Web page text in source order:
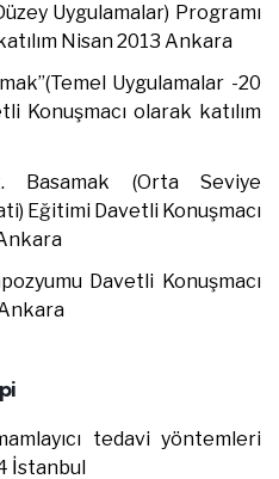
Uygulamalar) Programı
Nisan 2013 Ankara
Uygulamalar -20
Konuşmacı olarak katılım
(Orta Seviye
Eğitimi Davetli Konuşmacı
Davetli Konuşmacı
tedavi yöntemleri
İstanbul